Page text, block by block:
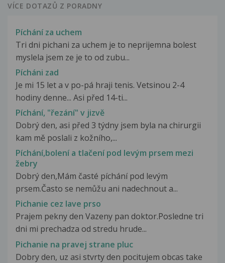
VÍCE DOTAZŮ Z PORADNY
Píchání za uchem
Tri dni pichani za uchem je to neprijemna bolest
myslela jsem ze je to od zubu...
Pícháni zad
Je mi 15 let a v po-pá hraji tenis. Vetsinou 2-4
hodiny denne... Asi před 14-ti...
Píchání, "řezání" v jizvě
Dobrý den, asi před 3 týdny jsem byla na chirurgii
kam mě poslali z kožního,...
Píchání,bolení a tlačení pod levým prsem mezi
žebry
Dobrý den,Mám časté píchání pod levým
prsem.Často se nemůžu ani nadechnout a...
Pichanie cez lave prso
Prajem pekny den Vazeny pan doktor.Posledne tri
dni mi prechadza od stredu hrude...
Pichanie na pravej strane pluc
Dobry den, uz asi stvrty den pocitujem obcas take